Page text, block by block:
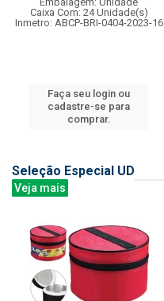
Caixa Com: 24 Unidade(s)
Inmetro: ABCP-BRI-0404-2023-16
Faça seu login ou
cadastre-se para
comprar.
Seleção Especial UD
Veja mais